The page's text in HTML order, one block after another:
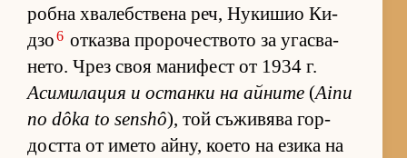
робна хва­леб­с­т­вена реч, Ну­ки­шио Ки­
дзо6 от­казва про­ро­чес­т­вото за угас­ва­
не­то. Чрез своя ма­ни­фест от 1934 г.
Аси­ми­ла­ция и ос­танки на ай­ните (Ainu
no dôka to senshô), той съ­жи­вява гор­
достта от името ай­ну, ко­ето на езика на